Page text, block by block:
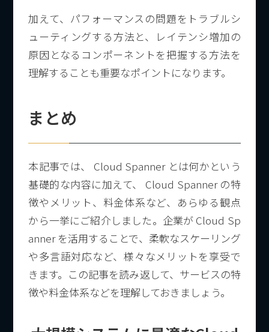
加えて、パフォーマンスの問題をトラブルシ
ューティングする方法と、レイテンシ増加の
原因となるコンポーネントを把握する方法を
理解することも重要なポイントになります。
まとめ
本記事では、 Cloud Spanner とは何かという
基礎的な内容に加えて、 Cloud Spanner の特
徴やメリット、料金体系など、あらゆる観点
から一挙にご紹介しました。企業が Cloud Sp
anner を活用することで、柔軟なスケーリング
や多言語対応など、様々なメリットを享受で
きます。この記事を読み返して、サービスの特
徴や料金体系などを理解しておきましょう。